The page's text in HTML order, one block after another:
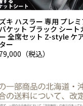
キ ハスラー 専用 プレミ
ケット ブラック シート
全席セット Z-style ケ
ー
（税込）